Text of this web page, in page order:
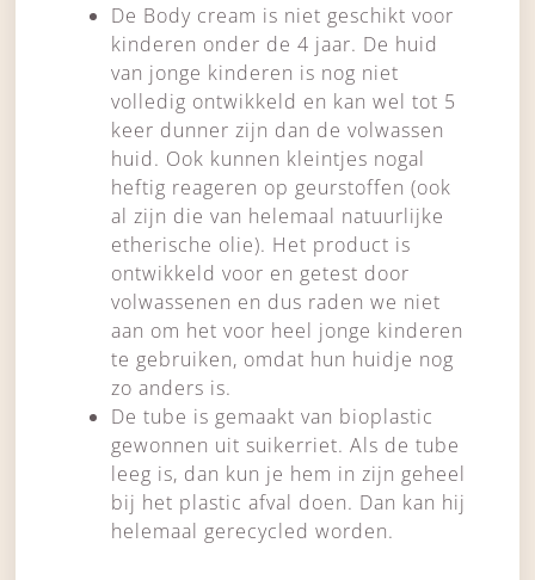
De Body cream is niet geschikt voor
kinderen onder de 4 jaar. De huid
van jonge kinderen is nog niet
volledig ontwikkeld en kan wel tot 5
keer dunner zijn dan de volwassen
huid. Ook kunnen kleintjes nogal
heftig reageren op geurstoffen (ook
al zijn die van helemaal natuurlijke
etherische olie). Het product is
ontwikkeld voor en getest door
volwassenen en dus raden we niet
aan om het voor heel jonge kinderen
te gebruiken, omdat hun huidje nog
zo anders is.
De tube is gemaakt van bioplastic
gewonnen uit suikerriet. Als de tube
leeg is, dan kun je hem in zijn geheel
bij het plastic afval doen. Dan kan hij
helemaal gerecycled worden.